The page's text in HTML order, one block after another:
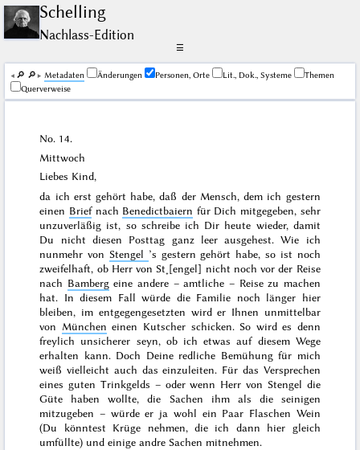
Schelling
Nachlass-Edition
☰
🔎︎ 🔎︎ Me­ta­da­ten Änderungen Personen, Orte Lit., Dok., Systeme
Themen
Querverweise
No. 14.
Mittwoch
Liebes Kind,
da ich erst gehört habe, daß der Mensch, dem ich gestern
einen Briefnach Benedictbaiern für Dich mitgegeben, sehr
unzuverläßig ist, so schreibe ich Dir heute wieder, damit
Du nicht diesen Posttag ganz leer ausgehest. Wie ich
nunmehr von Stengel ’s gestern gehört habe, so ist noch
zweifelhaft, ob Herr von St˖[engel] nicht noch vor der Reise
nach Bambergeine andere – amtliche – Reise zu machen
hat. In diesem Fall würde die Familie noch länger hier
bleiben, im entgegengesetzten wird er Ihnen unmittelbar
von München einen Kutscher schicken. So wird es denn
freylich unsicherer seyn, ob ich etwas auf diesem Wege
erhalten kann. Doch Deine redliche Bemühung für mich
weiß vielleicht auch das einzuleiten. Für das Versprechen
eines guten Trinkgelds – oder wenn Herr von Stengel die
Güte haben wollte, die Sachen ihm als die seinigen
mitzugeben – würde er ja wohl ein Paar Flaschen Wein
(Du könntest Krüge nehmen, die ich dann hier gleich
umfüllte) und einige andre Sachen mitnehmen.